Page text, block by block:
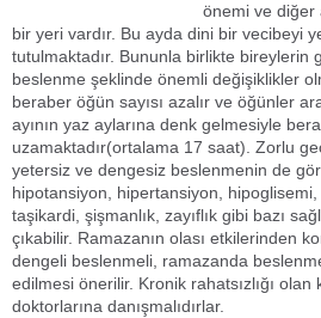
önemi ve diğer
bir yeri vardır. Bu ayda dini bir vecibeyi
tutulmaktadır. Bununla birlikte bireylerin
beslenme şeklinde önemli değişiklikler
beraber öğün sayısı azalır ve öğünler
ayının yaz aylarına denk gelmesiyle
uzamaktadır(ortalama 17 saat). Zorlu
yetersiz ve dengesiz beslenmenin de
hipotansiyon, hipertansiyon, hipoglisemi,
taşikardi, şişmanlık, zayıflık gibi bazı
çıkabilir. Ramazanın olası etkilerinden
dengeli beslenmeli, ramazanda
edilmesi önerilir. Kronik rahatsızlığı
doktorlarına danışmalıdırlar.